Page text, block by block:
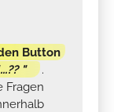
Button
"
.
Fragen